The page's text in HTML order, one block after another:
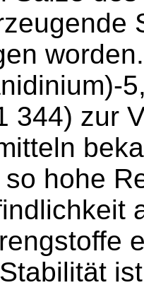
344) zur
hohe